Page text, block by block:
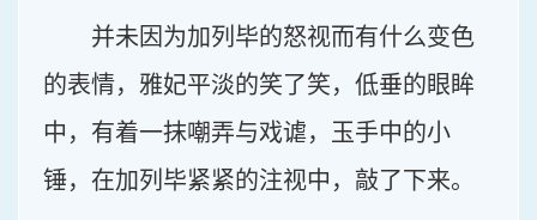
并未因为加列毕的怒视而有什么变色
的表情，雅妃平淡的笑了笑，低垂的眼眸
中，有着一抹嘲弄与戏谑，玉手中的小
锤，在加列毕紧紧的注视中，敲了下来。